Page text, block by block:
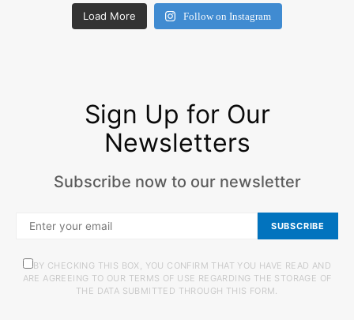
Load More Follow on Instagram
Sign Up for Our
Newsletters
Subscribe now to our newsletter
SUBSCRIBE
BY CHECKING THIS BOX, YOU CONFIRM THAT YOU HAVE READ AND
ARE AGREEING TO OUR TERMS OF USE REGARDING THE STORAGE OF
THE DATA SUBMITTED THROUGH THIS FORM.